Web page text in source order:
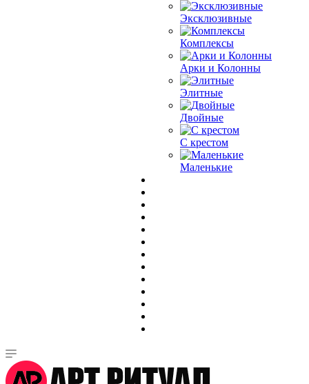
Эксклюзивные
Комплексы
Арки и Колонны
Элитные
Двойные
С крестом
Маленькие